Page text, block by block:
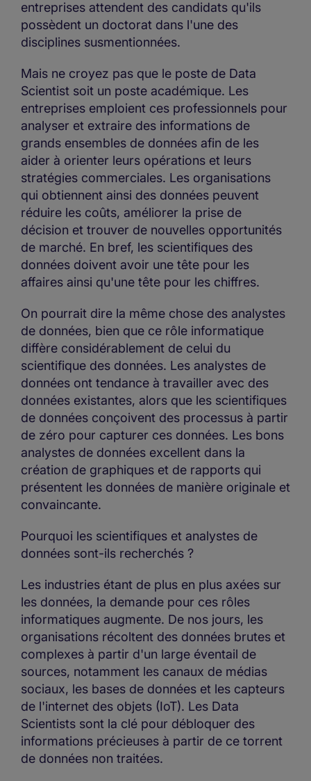
entreprises attendent des candidats qu'ils
possèdent un doctorat dans l'une des
disciplines susmentionnées.
Mais ne croyez pas que le poste de Data
Scientist soit un poste académique. Les
entreprises emploient ces professionnels pour
analyser et extraire des informations de
grands ensembles de données afin de les
aider à orienter leurs opérations et leurs
stratégies commerciales. Les organisations
qui obtiennent ainsi des données peuvent
réduire les coûts, améliorer la prise de
décision et trouver de nouvelles opportunités
de marché. En bref, les scientifiques des
données doivent avoir une tête pour les
affaires ainsi qu'une tête pour les chiffres.
On pourrait dire la même chose des analystes
de données, bien que ce rôle informatique
diffère considérablement de celui du
scientifique des données. Les analystes de
données ont tendance à travailler avec des
données existantes, alors que les scientifiques
de données conçoivent des processus à partir
de zéro pour capturer ces données. Les bons
analystes de données excellent dans la
création de graphiques et de rapports qui
présentent les données de manière originale et
convaincante.
Pourquoi les scientifiques et analystes de
données sont-ils recherchés ?
Les industries étant de plus en plus axées sur
les données, la demande pour ces rôles
informatiques augmente. De nos jours, les
organisations récoltent des données brutes et
complexes à partir d'un large éventail de
sources, notamment les canaux de médias
sociaux, les bases de données et les capteurs
de l'internet des objets (IoT). Les Data
Scientists sont la clé pour débloquer des
informations précieuses à partir de ce torrent
de données non traitées.